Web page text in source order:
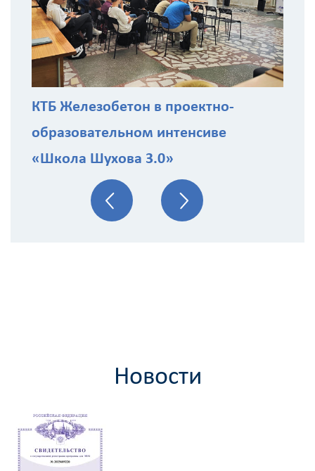
КТБ Железобетон в проектно-
образовательном интенсиве
«Школа Шухова 3.0»
Новости
Введите
код
с
картинки
Я согласен на
обработку
данных